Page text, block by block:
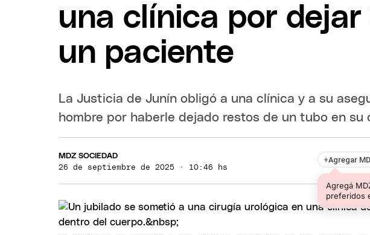
una clínica por
un paciente
La Justicia de Junín obligó a una clínica y a su
hombre por haberle dejado restos de un tubo en su
MDZ SOCIEDAD
26 de septiembre de 2025 · 10:46 hs
+Agregar
Agregá
preferidos